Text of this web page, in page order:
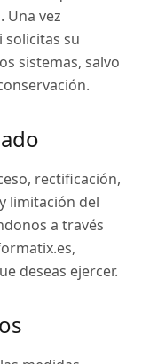
Una vez
solicitas su
sistemas, salvo
rectificación,
limitación del
a través
deseas ejercer.